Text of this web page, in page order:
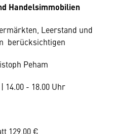
Handelsimmobilien
Leerstand und
berücksichtigen
Peham
14.00 - 18.00 Uhr
129,00 €